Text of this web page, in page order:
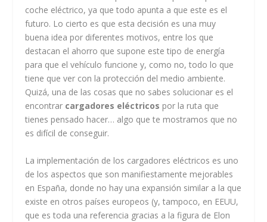
coche eléctrico, ya que todo apunta a que este es el
futuro. Lo cierto es que esta decisión es una muy
buena idea por diferentes motivos, entre los que
destacan el ahorro que supone este tipo de energía
para que el vehículo funcione y, como no, todo lo que
tiene que ver con la protección del medio ambiente.
Quizá, una de las cosas que no sabes solucionar es el
encontrar cargadores eléctricos por la ruta que
tienes pensado hacer… algo que te mostramos que no
es difícil de conseguir.
La implementación de los cargadores eléctricos es uno
de los aspectos que son manifiestamente mejorables
en España, donde no hay una expansión similar a la que
existe en otros países europeos (y, tampoco, en EEUU,
que es toda una referencia gracias a la figura de Elon